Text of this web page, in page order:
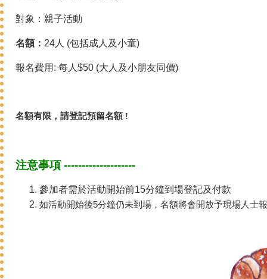
對象：親子活動
名額： 24人 (包括成人及小童)
報名費用: 每人$50 (大人及小朋友同價)
名額有限，請登記預留名額 !
注意事項 --------------------
參加者需於活動開始前15分鐘到場登記及付款
如活動開始後5分鐘仍未到場，名額將會開放予現場人士